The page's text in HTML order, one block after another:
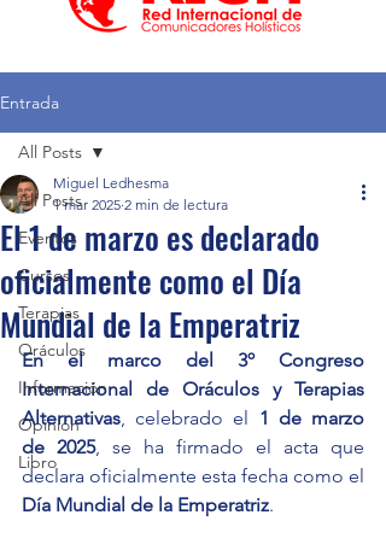
Entrada
All Posts
Eventos
Cursos
Terapias
Oráculos
Información
Opinión
Libro
All Posts
El 1 de marzo es declarado
oficialmente como el Día
Mundial de la Emperatriz
Miguel Ledhesma
1 mar 2025 2 min de lectura
En el marco del 3º Congreso
Internacional de Oráculos y Terapias
Alternativas, celebrado el 1 de marzo
de 2025, se ha firmado el acta que
Día Mundial de la Emperatriz.